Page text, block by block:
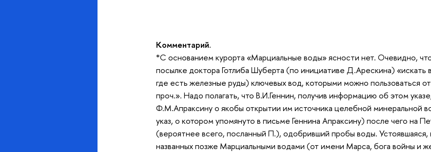
Комментарий.
*С основанием курорта «Марциальные воды» ясности нет. Очевидно,
посылке доктора Готлиба Шуберта (по инициативе Д.Арескина) «искать
где есть железные руды) ключевых вод, которыми можно пользоваться
проч.». Надо полагать, что В.И.Геннин, получив информацию об этом
Ф.М.Апраксину о якобы открытии им источника целебной минеральной
указ, о котором упомянуто в письме Геннина Апраксину) после чего на
(вероятнее всего, посланный П.), одобривший пробы воды. Устоявшаяся,
названных позже Марциальными водами (от имени Марса, бога войны и